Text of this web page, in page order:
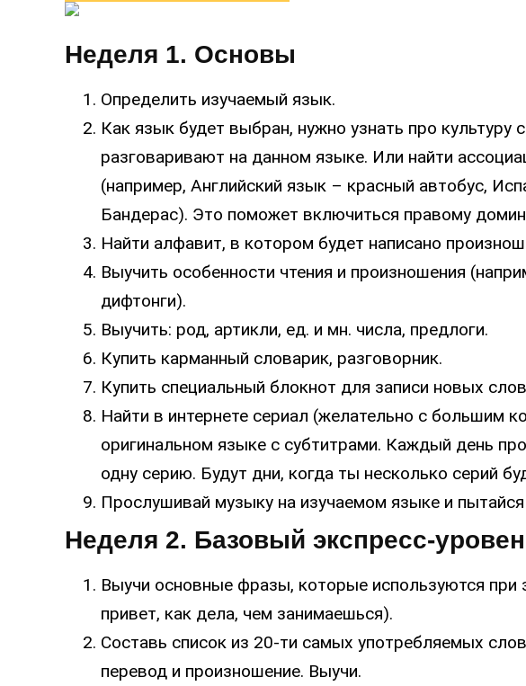
Неделя 1. Основы
Определить изучаемый язык.
Как язык будет выбран, нужно узнать про культуру
разговаривают на данном языке. Или найти
(например, Английский язык – красный автобус,
Бандерас). Это поможет включиться правому
Найти алфавит, в котором будет написано
Выучить особенности чтения и произношения
дифтонги).
Выучить: род, артикли, ед. и мн. числа, предлоги.
Купить карманный словарик, разговорник.
Купить специальный блокнот для записи новых
Найти в интернете сериал (желательно с большим
оригинальном языке с субтитрами. Каждый день
одну серию. Будут дни, когда ты несколько серий
Прослушивай музыку на изучаемом языке и пытайся
Неделя 2. Базовый экспресс-
Выучи основные фразы, которые используются при
привет, как дела, чем занимаешься).
Составь список из 20-ти самых употребляемых
перевод и произношение. Выучи.